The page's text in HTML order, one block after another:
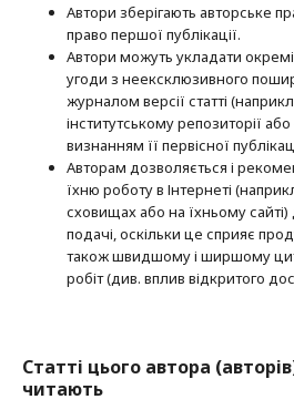
Автори зберігають авторське
право першої публі­кації.
Автори можуть укладати
угоди з неексклюзив­ного
журналом версії статті
інститутському репозиторії або
визнанням її первісної
Авторам дозволяється і
їхню роботу в Інтернеті
сховищах або на їхньому сайті)
подачі, оскільки це сприяє
також швидшому і ширшому
робіт (див. вплив відкритого
Статті цього автора
читають